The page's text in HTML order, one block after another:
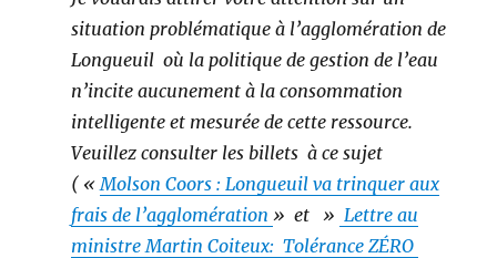
situation problématique à l’agglomération de
Longueuil où la politique de gestion de l’eau
n’incite aucunement à la consommation
intelligente et mesurée de cette ressource.
Veuillez consulter les billets à ce sujet
( « Molson Coors : Longueuil va trinquer aux
frais de l’agglomération» et » Lettre au
ministre Martin Coiteux: Tolérance ZÉRO